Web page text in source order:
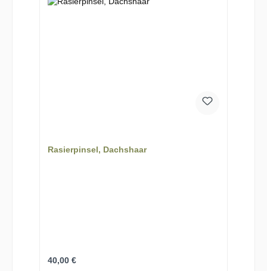
Rasierpinsel, Dachshaar
Regulärer Preis:
40,00 €